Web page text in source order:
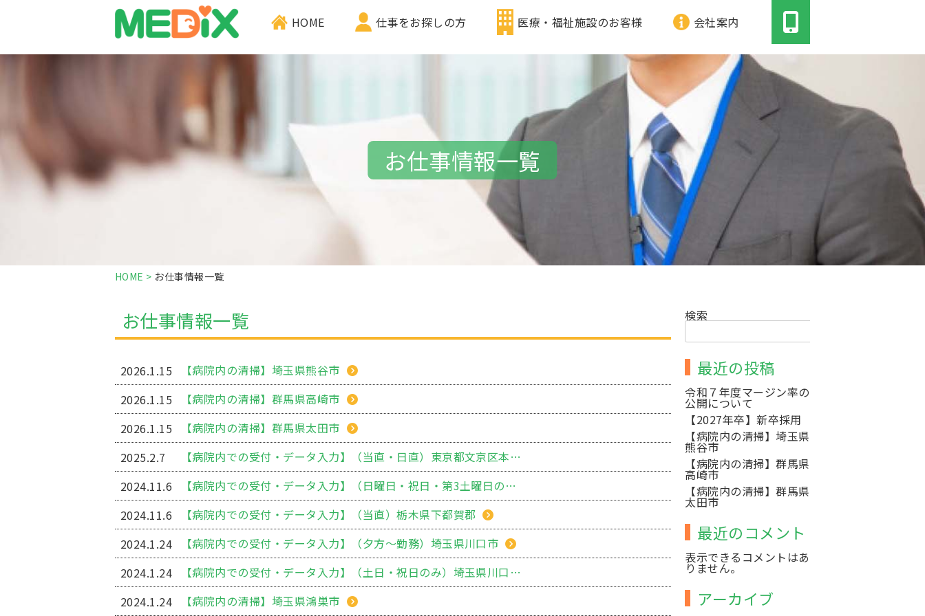
HOME
仕事をお探しの方 医療・福祉施設のお客様 会社案内
お仕事情報一覧
HOME > お仕事情報一覧
お仕事情報一覧
2026.1.15
【病院内の清掃】埼玉県熊谷市
2026.1.15
【病院内の清掃】群馬県高崎市
2026.1.15
【病院内の清掃】群馬県太田市
2025.2.7
【病院内での受付・データ入力】（当直・日直）東京都文京区本郷
2024.11.6
【病院内での受付・データ入力】（日曜日・祝日・第3土曜日のみ）栃木県下都賀郡
2024.11.6
【病院内での受付・データ入力】（当直）栃木県下都賀郡
2024.1.24
【病院内での受付・データ入力】（夕方～勤務）埼玉県川口市
2024.1.24
【病院内での受付・データ入力】（土日・祝日のみ）埼玉県川口市
2024.1.24
【病院内の清掃】埼玉県鴻巣市
検索
最近の投稿
令和７年度マージン率の
公開について
【2027年卒】新卒採用
【病院内の清掃】埼玉県
熊谷市
【病院内の清掃】群馬県
高崎市
【病院内の清掃】群馬県
太田市
最近のコメント
表示できるコメントはあ
りません。
アーカイブ